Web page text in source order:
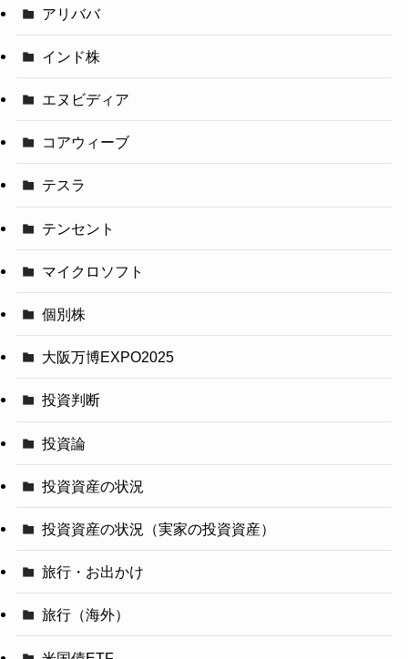
アリババ
インド株
エヌビディア
コアウィーブ
テスラ
テンセント
マイクロソフト
個別株
大阪万博EXPO2025
投資判断
投資論
投資資産の状況
投資資産の状況（実家の投資資産）
旅行・お出かけ
旅行（海外）